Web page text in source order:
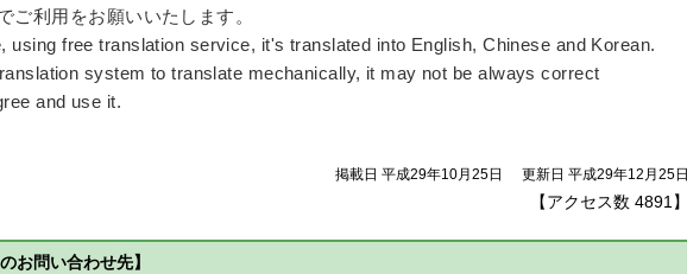
ご利用をお願いいたします。
using free translation service, it's translated into English, Chinese and Korean.
system to translate mechanically, it may not be always correct
and use it.
掲載日 平成29年10月25日 更新日 平成29年12月25日
【アクセス数 4891】
お問い合わせ先】